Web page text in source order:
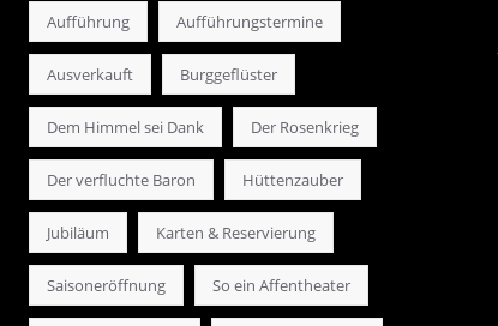
Aufführung Aufführungstermine
Ausverkauft Burggeflüster
Dem Himmel sei Dank Der Rosenkrieg
Der verfluchte Baron Hüttenzauber
Jubiläum Karten & Reservierung
Saisoneröffnung So ein Affentheater